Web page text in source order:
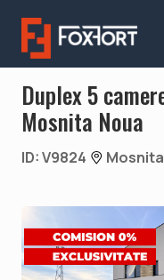
Duplex 5
Mosnita Noua
ID: V9824